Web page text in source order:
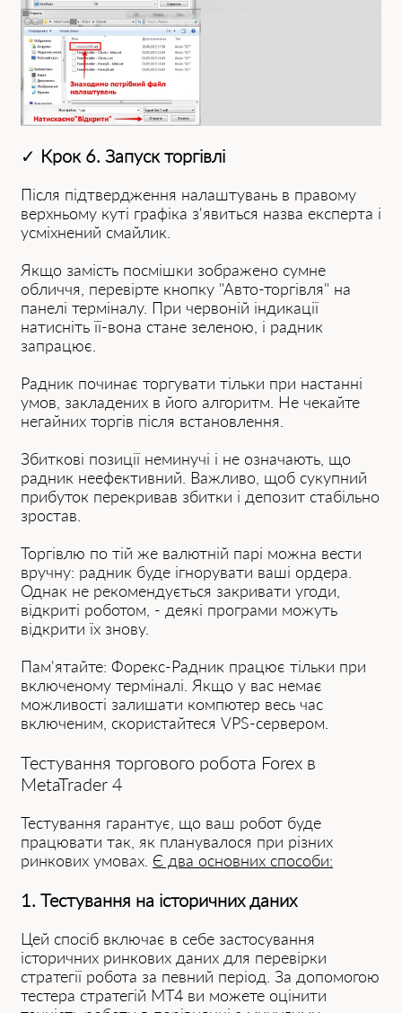
✓ Крок 6. Запуск торгівлі
Після підтвердження налаштувань в правому
верхньому куті графіка з'явиться назва експерта і
усміхнений смайлик.
Якщо замість посмішки зображено сумне
обличчя, перевірте кнопку "Авто-торгівля" на
панелі терміналу. При червоній індикації
натисніть її-вона стане зеленою, і радник
запрацює.
Радник починає торгувати тільки при настанні
умов, закладених в його алгоритм. Не чекайте
негайних торгів після встановлення.
Збиткові позиції неминучі і не означають, що
радник неефективний. Важливо, щоб сукупний
прибуток перекривав збитки і депозит стабільно
зростав.
Торгівлю по тій же валютній парі можна вести
вручну: радник буде ігнорувати ваші ордера.
Однак не рекомендується закривати угоди,
відкриті роботом, - деякі програми можуть
відкрити їх знову.
Пам'ятайте: Форекс-Радник працює тільки при
включеному терміналі. Якщо у вас немає
можливості залишати компютер весь час
включеним, скористайтеся VPS-сервером.
Тестування торгового робота Forex в
MetaTrader 4
Тестування гарантує, що ваш робот буде
працювати так, як планувалося при різних
ринкових умовах. Є два основних способи:
1. Тестування на історичних даних
Цей спосіб включає в себе застосування
історичних ринкових даних для перевірки
стратегії робота за певний період. За допомогою
тестера стратегій MT4 ви можете оцінити